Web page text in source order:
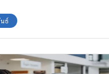
“ส่งมอบความสุข”​ ไปกับเสียงด
ก ลุ้นรับของรางวัลสุดพิเศษและของส
ะทาง และยังมีบริการตรวจสุขภาพ​เ
ยังสามารถเลือกช็อปหลากหลายแพ็ก
ธ์